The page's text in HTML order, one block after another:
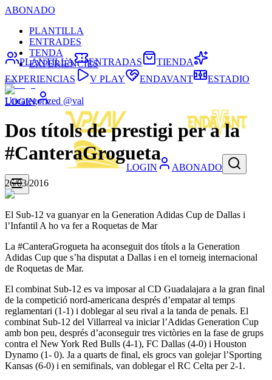
ABONADO
PLANTILLA
ENTRADES
TENDA
EXPERIÈNCIES
LOGIN
LOGIN ABONADO
PLANTILLA ENTRADAS
TIENDA
EXPERIENCIAS
V PLAY ENDAVANT ESTADIO
Uncategorized @val
Dos títols de prestigi per a la
#CanteraGrogueta
26/03/2016
El Sub-12 va guanyar en la Generation Adidas Cup de Dallas i
l’Infantil A ho va fer a Roquetas de Mar
La #CanteraGrogueta ha aconseguit dos títols a la Generation
Adidas Cup que s’ha disputat a Dallas i en el torneig internacional
de Roquetas de Mar.
El combinat Sub-12 es va imposar al CD Guadalajara a la gran final
de la competició nord-americana després d’empatar al temps
reglamentari (1-1) i doblegar al seu rival a la tanda de penals. El
combinat Sub-12 del Villarreal va iniciar l’Adidas Generation Cup
amb bon peu, després d’aconseguir tres victòries en la fase de grups
contra el New York Red Bulls (4-1), FC Dallas (4-0) i Houston
Dynamo (1- 0). Ja a quarts de final, els grocs van golejar l’Sporting
Kansas (6-0) i en semifinals, van doblegar el RC Celta per 2-1.